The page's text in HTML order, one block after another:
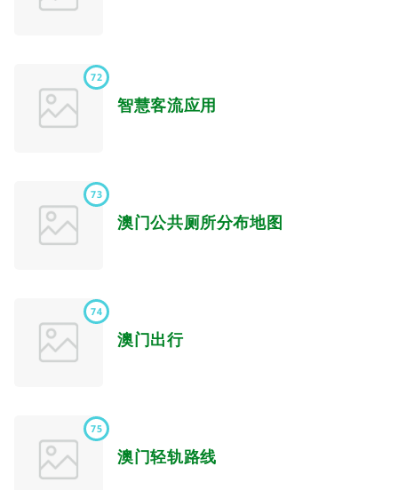
72
智慧客流应用
73
澳门公共厕所分布地图
74
澳门出行
75
澳门轻轨路线